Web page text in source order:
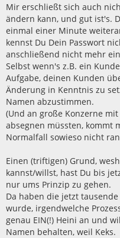
Mir erschließt sich auch
ändern kann, und gut ist's.
einmal einer Minute
kennst Du Dein Passwort
anschließend nicht mehr
Selbst wenn's z.B. ein
Aufgabe, deinen Kunden
Änderung in Kenntnis zu
Namen abzustimmen.
(Und an große Konzerne
absegnen müssten, kommt
Normalfall sowieso nicht
Einen (triftigen) Grund,
kannst/willst, hast Du bis
nur ums Prinzip zu gehen.
Da haben die jetzt
wurde, irgendwelche
genau EIN(!) Heini an und
Namen behalten, weil Keks.